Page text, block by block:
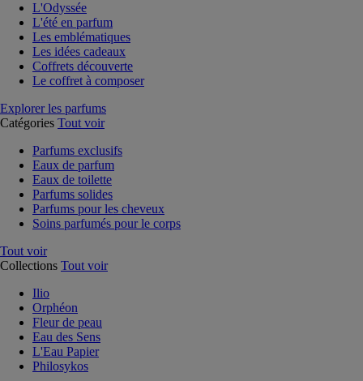
L'Odyssée
L'été en parfum
Les emblématiques
Les idées cadeaux
Coffrets découverte
Le coffret à composer
Explorer les parfums
Catégories Tout voir
Parfums exclusifs
Eaux de parfum
Eaux de toilette
Parfums solides
Parfums pour les cheveux
Soins parfumés pour le corps
Tout voir
Collections Tout voir
Ilio
Orphéon
Fleur de peau
Eau des Sens
L'Eau Papier
Philosykos